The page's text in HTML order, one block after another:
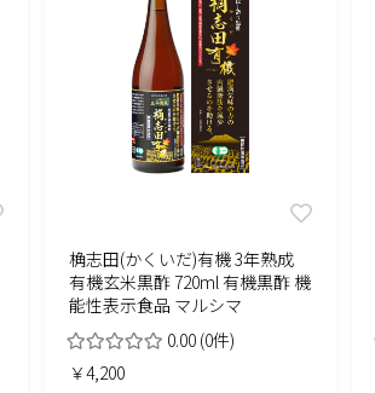
桷志田(かくいだ)有機 3年熟成
有機玄米黒酢 720ml 有機黒酢 機
能性表示食品 マルシマ
0.00 (0件)
￥4,200